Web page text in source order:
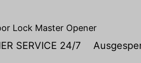
Lock Master Opener
SERVICE 24/7